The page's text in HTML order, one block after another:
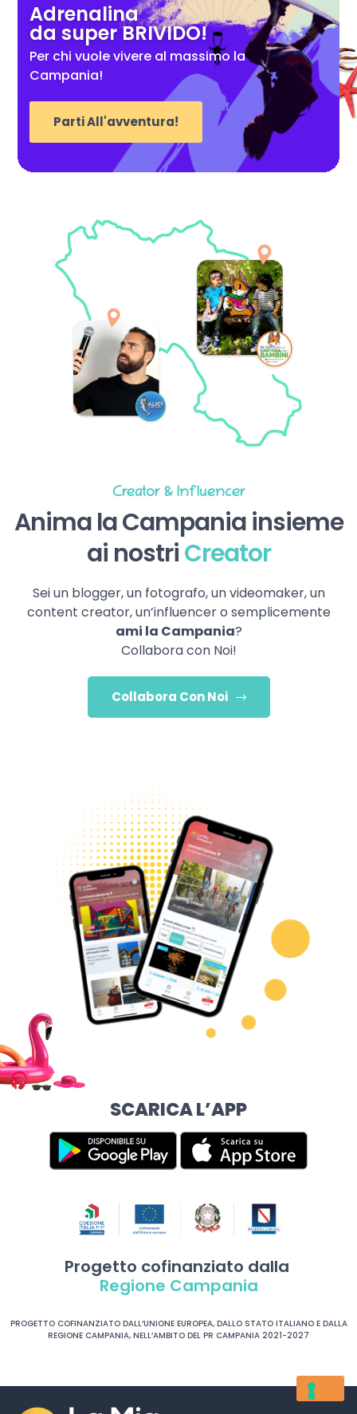
Adrenalina
da super BRIVIDO!
Per chi vuole vivere al massimo la
Campania!
Parti All'avventura!
Creator & Influencer
Anima la Campania insieme
ai nostriCreator
Sei un blogger, un fotografo, un videomaker, un
content creator, un’influencer o semplicemente
ami la Campania?
Collabora con Noi!
Collabora Con Noi
SCARICA L’APP
Progetto cofinanziato dalla
Regione Campania
PROGETTO COFINANZIATO DALL’UNIONE EUROPEA, DALLO STATO ITALIANO E DALLA
REGIONE CAMPANIA, NELL’AMBITO DEL PR CAMPANIA 2021-2027